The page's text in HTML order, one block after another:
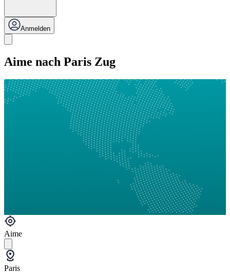
Anmelden
Aime nach Paris Zug
Aime
Paris